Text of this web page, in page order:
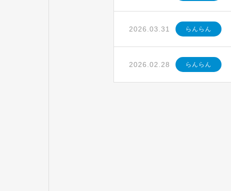
2026.03.31 らんらん
2026.02.28 らんらん